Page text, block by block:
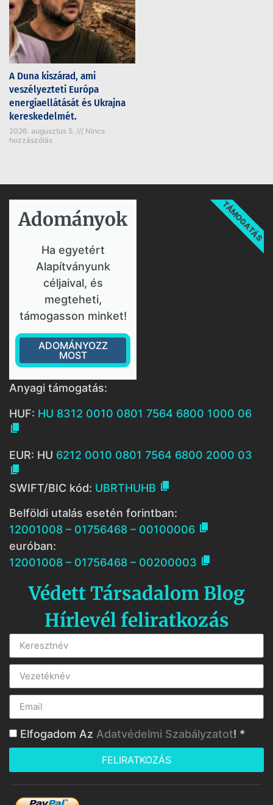
A Duna kiszárad, ami
veszélyezteti Európa
energiaellátását és Ukrajna
kereskedelmét.
2026. augusztus 5.
Nincs
hozzászólás
Adományok​
Ha egyetért
Alapítványunk
céljaival, és
megteheti,
támogasson minket!
ADOMÁNYOZZ
MOST
TÁMOGATÁS
Anyagi támogatás:
HUF: HU 8312 0010 0801 7564 6800 1000 06

EUR: HU 6212 0010 0801 7564 6800 2000 03

SWIFT/BIC kód: UBRTHUHB 
Belföldi utalás esetén forintban:
12001008 – 01756468 – 00100006 
euróban:
12001008 – 01756468 – 00200003 
Védett Társadalom Blog
Hírlevél feliratkozás
Elfogadom Az Adatvédelmi Szabályzatot! *
FELIRATKOZÁS